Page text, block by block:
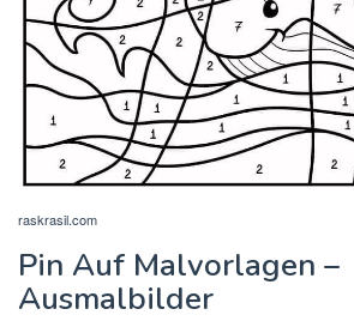
raskrasil.com
Pin Auf Malvorlagen –
Ausmalbilder